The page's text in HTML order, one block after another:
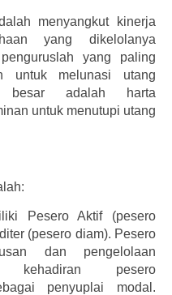
menyangkut kinerja
yang dikelolanya
yang paling
untuk melunasi utang
besar adalah harta
untuk menutupi utang
Pesero Aktif (pesero
(pesero diam). Pesero
dan pengelolaan
kehadiran pesero
penyuplai modal.